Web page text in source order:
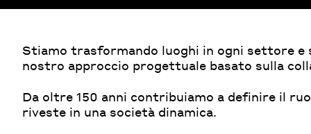
Stiamo trasformando luoghi in ogni settore e
nostro approccio progettuale basato sulla
Da oltre 150 anni contribuiamo a definire il
riveste in una società dinamica.